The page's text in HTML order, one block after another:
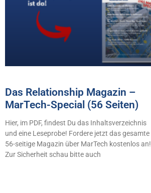
Das Relationship Magazin –
MarTech-Special (56 Seiten)
Hier, im PDF, findest Du das Inhaltsverzeichnis
und eine Leseprobe! Fordere jetzt das gesamte
56-seitige Magazin über MarTech kostenlos an!
Zur Sicherheit schau bitte auch